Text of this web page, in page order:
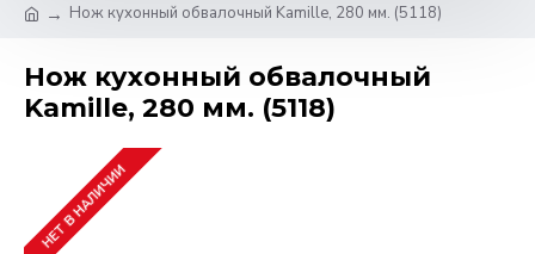
Нож кухонный обвалочный Kamille, 280 мм. (5118)
Нож кухонный обвалочный
Kamille, 280 мм. (5118)
НЕТ В НАЛИЧИИ